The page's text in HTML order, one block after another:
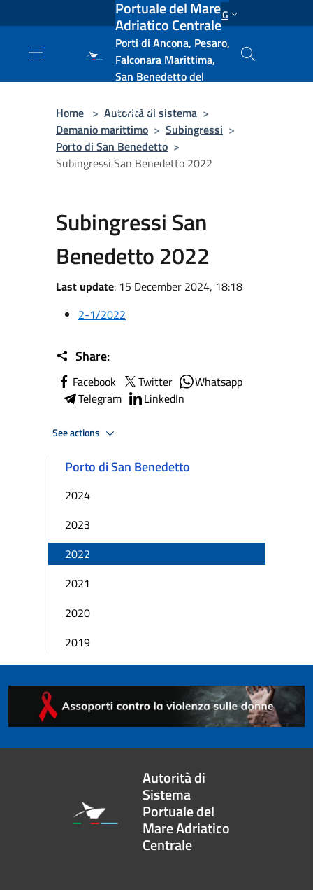
Salta al contenuto principale ENG
Portuale del Mare
Adriatico Centrale
Porti di Ancona, Pesaro,
Falconara Marittima,
San Benedetto del
e Vasto
Home > Autorità di sistema >
Demanio marittimo > Subingressi >
Porto di San Benedetto >
Subingressi San Benedetto 2022
Subingressi San
Benedetto 2022
Last update: 15 December 2024, 18:18
2-1/2022
Share:
Facebook Twitter
Whatsapp
Telegram
LinkedIn
See actions
Porto di San Benedetto
2024
2023
2022
2021
2020
2019
Autorità di
Sistema
Portuale del
Mare Adriatico
Centrale